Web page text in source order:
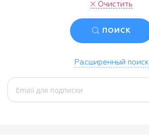
Очистить
ПОИСК
Расширенный поиск